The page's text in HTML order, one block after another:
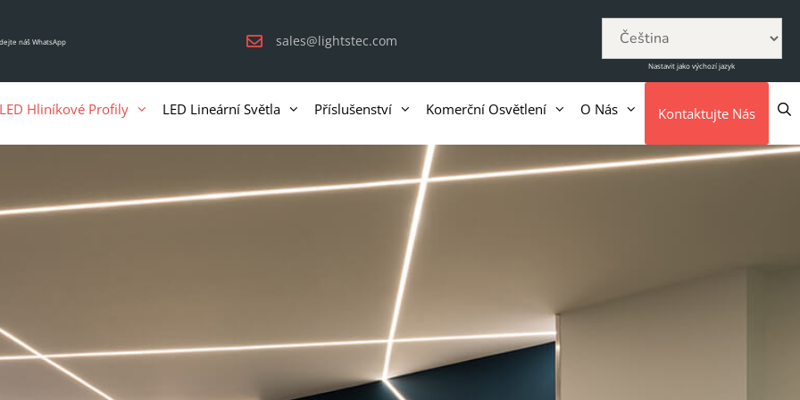
náš WhatsApp sales@lightstec.com
Nastavit jako výchozí jazyk
LED Hliníkové Profily LED Lineární Světla Příslušenství Komerční Osvětlení O Nás Kontaktujte Nás